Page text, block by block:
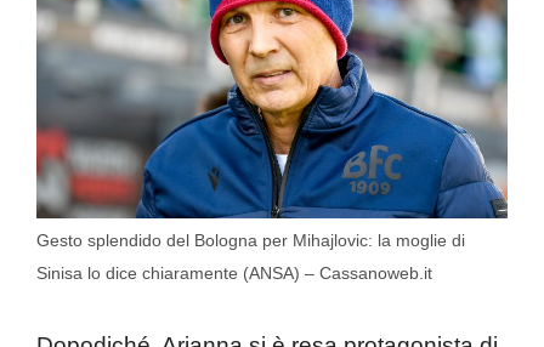
Gesto splendido del Bologna per Mihajlovic: la moglie di
Sinisa lo dice chiaramente (ANSA) – Cassanoweb.it